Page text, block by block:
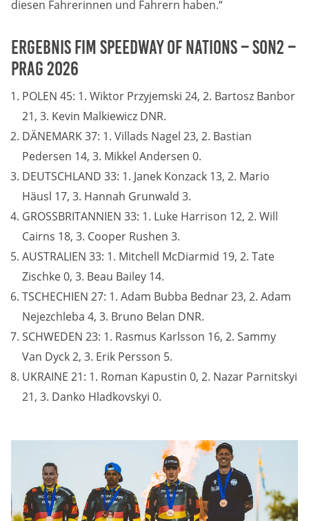
diesen Fahrerinnen und Fahrern haben.“
Ergebnis FIM SPEEDWAY OF NATIONS – SON2 –
PRAG 2026
POLEN 45: 1. Wiktor Przyjemski 24, 2. Bartosz Banbor
21, 3. Kevin Malkiewicz DNR.
DÄNEMARK 37: 1. Villads Nagel 23, 2. Bastian
Pedersen 14, 3. Mikkel Andersen 0.
DEUTSCHLAND 33: 1. Janek Konzack 13, 2. Mario
Häusl 17, 3. Hannah Grunwald 3.
GROSSBRITANNIEN 33: 1. Luke Harrison 12, 2. Will
Cairns 18, 3. Cooper Rushen 3.
AUSTRALIEN 33: 1. Mitchell McDiarmid 19, 2. Tate
Zischke 0, 3. Beau Bailey 14.
TSCHECHIEN 27: 1. Adam Bubba Bednar 23, 2. Adam
Nejezchleba 4, 3. Bruno Belan DNR.
SCHWEDEN 23: 1. Rasmus Karlsson 16, 2. Sammy
Van Dyck 2, 3. Erik Persson 5.
UKRAINE 21: 1. Roman Kapustin 0, 2. Nazar Parnitskyi
21, 3. Danko Hladkovskyi 0.